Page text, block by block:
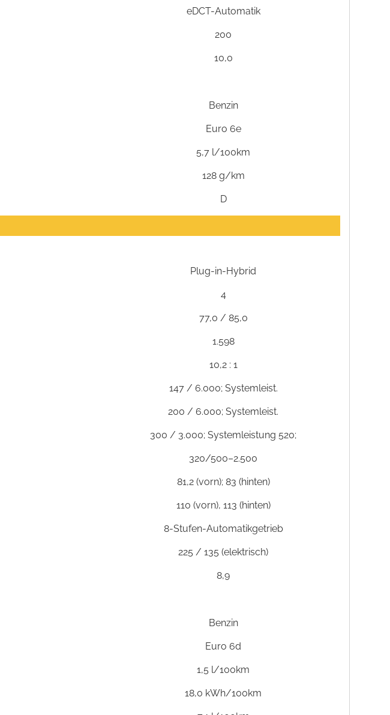
eDCT-Automatik
200
10,0
Benzin
Euro 6e
5,7 l/100km
128 g/km
D
Plug-in-Hybrid
4
77,0 / 85,0
1.598
10,2 : 1
147 / 6.000; Systemleist.
200 / 6.000; Systemleist.
300 / 3.000; Systemleistung 520;
320/500–2.500
81,2 (vorn); 83 (hinten)
110 (vorn), 113 (hinten)
8-Stufen-Automatikgetrieb
225 / 135 (elektrisch)
8,9
Benzin
Euro 6d
1,5 l/100km
18,0 kWh/100km